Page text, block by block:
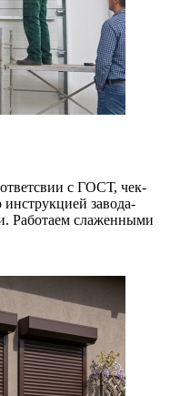
с ГОСТ, чек-
завода-
Работаем слаженными